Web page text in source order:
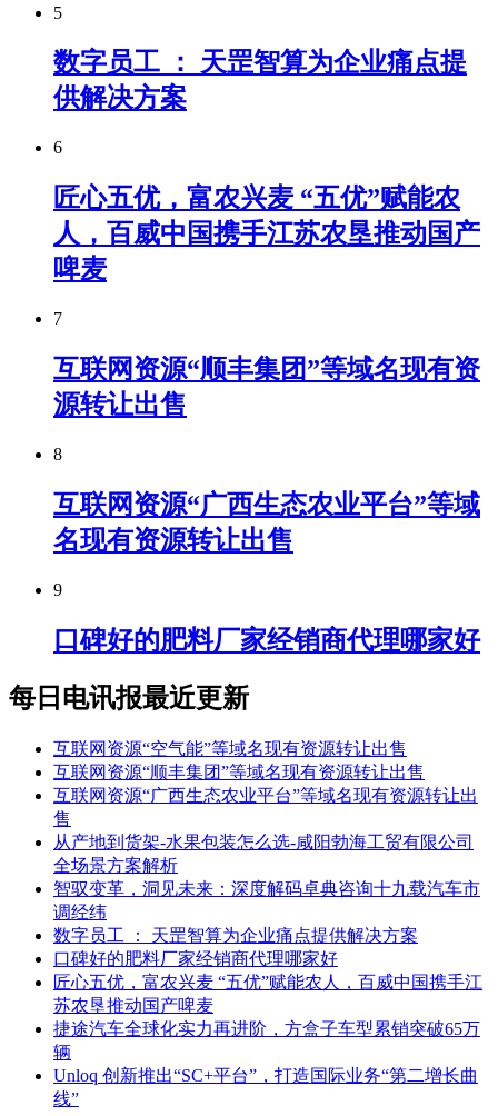
5
数字员工 ： 天罡智算为企业痛点提
供解决方案
6
匠心五优，富农兴麦 “五优”赋能农
人，百威中国携手江苏农垦推动国产
啤麦
7
互联网资源“顺丰集团”等域名现有资
源转让出售
8
互联网资源“广西生态农业平台”等域
名现有资源转让出售
9
口碑好的肥料厂家经销商代理哪家好
每日电讯报最近更新
互联网资源“空气能”等域名现有资源转让出售
互联网资源“顺丰集团”等域名现有资源转让出售
互联网资源“广西生态农业平台”等域名现有资源转让出
售
从产地到货架-水果包装怎么选-咸阳勃海工贸有限公司
全场景方案解析
智驭变革，洞见未来：深度解码卓典咨询十九载汽车市
调经纬
数字员工 ： 天罡智算为企业痛点提供解决方案
口碑好的肥料厂家经销商代理哪家好
匠心五优，富农兴麦 “五优”赋能农人，百威中国携手江
苏农垦推动国产啤麦
捷途汽车全球化实力再进阶，方盒子车型累销突破65万
辆
Unloq 创新推出“SC+平台”，打造国际业务“第二增长曲
线”